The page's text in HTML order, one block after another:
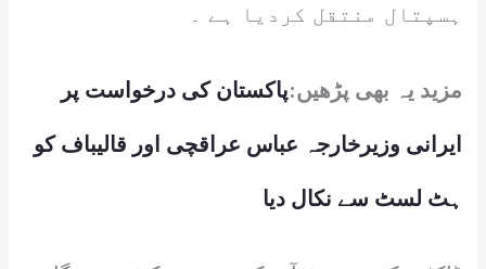
ہسپتال منتقل کردیا ہے ۔
مزید یہ بھی پڑھیں:پاکستان کی درخواست پر
ایرانی وزیرخارجہ عباس عراقچی اور قالیباف کو
ہٹ لسٹ سے نکال دیا